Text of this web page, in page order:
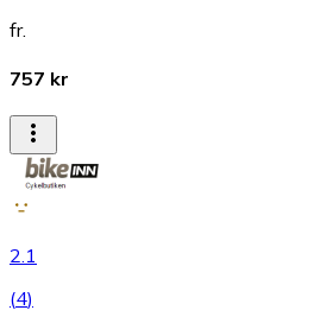
fr.
757 kr
2.1
(4)